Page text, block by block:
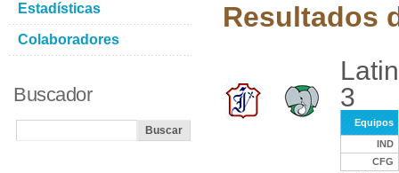
Resultados
3
Equipos
IND
CFG
Estadísticas
Colaboradores
Buscador